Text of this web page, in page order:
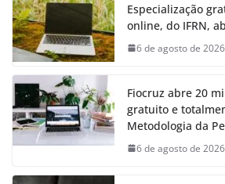
Especialização
online, do IFRN,
6 de agosto de 2026
Fiocruz abre 20
gratuito e
Metodologia da
6 de agosto de 2026